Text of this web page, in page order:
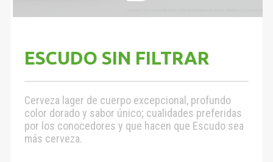
ESCUDO SIN FILTRAR
Cerveza lager de cuerpo excepcional, profundo
color dorado y sabor único; cualidades preferidas
por los conocedores y que hacen que Escudo sea
más cerveza.